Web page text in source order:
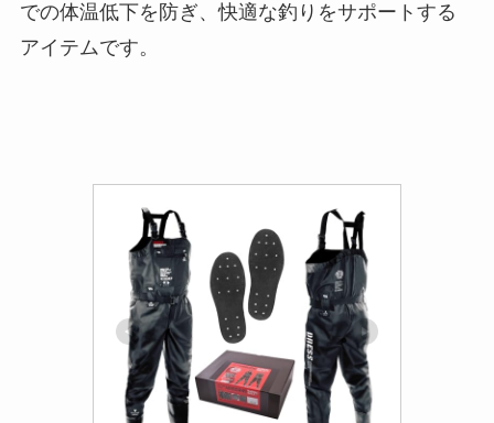
での体温低下を防ぎ、快適な釣りをサポートする
アイテムです。